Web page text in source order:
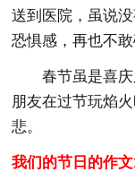
送到医院，虽说
恐惧感，再也不敢
春节虽是喜
朋友在过节玩焰
悲。
我们的节日的作